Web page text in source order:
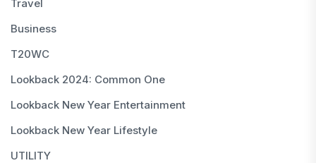
Travel
Business
T20WC
Lookback 2024: Common One
Lookback New Year Entertainment
Lookback New Year Lifestyle
UTILITY